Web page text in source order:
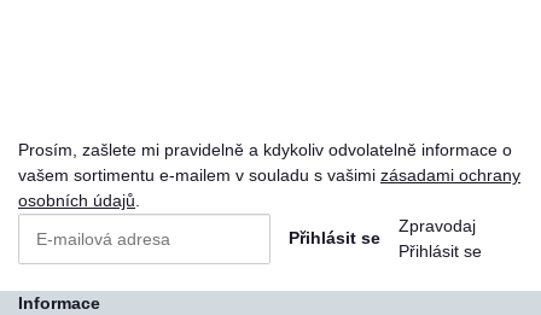
Prosím, zašlete mi pravidelně a kdykoliv odvolatelně informace o
vašem sortimentu e-mailem v souladu s vašimi zásadami ochrany
osobních údajů
Přihlásit se
Zpravodaj
Přihlásit se
Informace